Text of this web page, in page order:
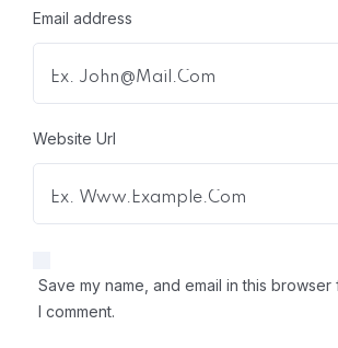
Email address
Website Url
Save my name, and email in this
I comment.